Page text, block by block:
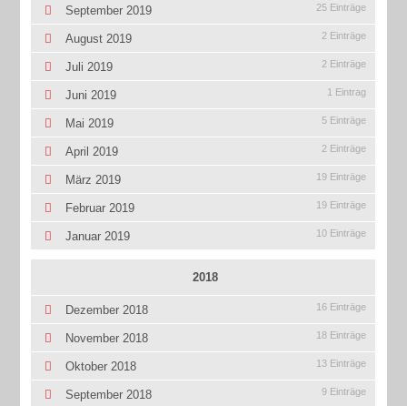
September 2019 25 Einträge
August 2019 2 Einträge
Juli 2019 2 Einträge
Juni 2019 1 Eintrag
Mai 2019 5 Einträge
April 2019 2 Einträge
März 2019 19 Einträge
Februar 2019 19 Einträge
Januar 2019 10 Einträge
2018
Dezember 2018 16 Einträge
November 2018 18 Einträge
Oktober 2018 13 Einträge
September 2018 9 Einträge